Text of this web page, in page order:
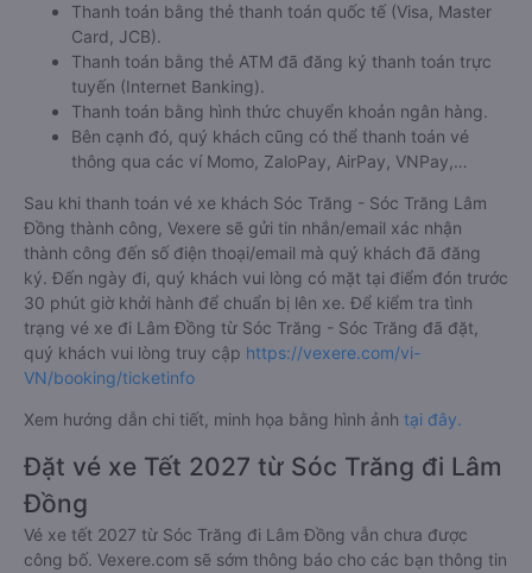
Thanh toán bằng thẻ thanh toán quốc tế (Visa, Master
Card, JCB).
Thanh toán bằng thẻ ATM đã đăng ký thanh toán trực
tuyến (Internet Banking).
Thanh toán bằng hình thức chuyển khoản ngân hàng.
Bên cạnh đó, quý khách cũng có thể thanh toán vé
thông qua các ví Momo, ZaloPay, AirPay, VNPay,…
Sau khi thanh toán vé xe khách Sóc Trăng - Sóc Trăng Lâm
Đồng thành công, Vexere sẽ gửi tin nhắn/email xác nhận
thành công đến số điện thoại/email mà quý khách đã đăng
ký. Đến ngày đi, quý khách vui lòng có mặt tại điểm đón trước
30 phút giờ khởi hành để chuẩn bị lên xe. Để kiểm tra tình
trạng vé xe đi Lâm Đồng từ Sóc Trăng - Sóc Trăng đã đặt,
quý khách vui lòng truy cập https://vexere.com/vi-
VN/booking/ticketinfo
Xem hướng dẫn chi tiết, minh họa bằng hình ảnh tại đây.
Đặt vé xe Tết 2027 từ Sóc Trăng đi Lâm
Đồng
Vé xe tết 2027 từ Sóc Trăng đi Lâm Đồng vẫn chưa được
công bố. Vexere.com sẽ sớm thông báo cho các bạn thông tin